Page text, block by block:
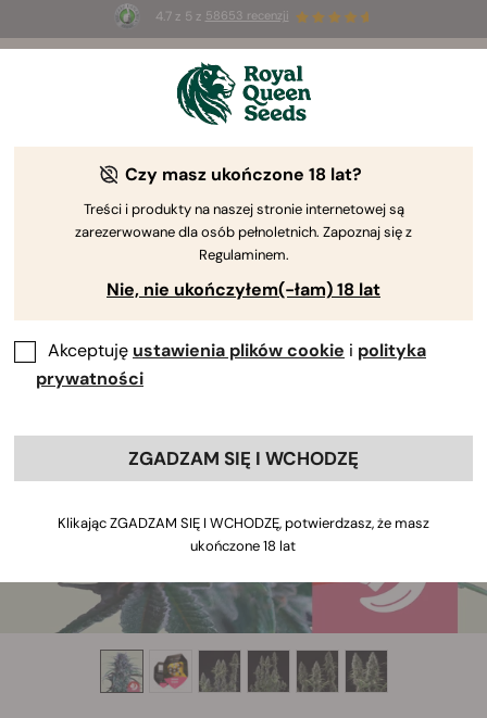
4.7 z 5 z 58653 recenzji
Summer Sales: do 50% zniżki
na wybrane produkty ⏤
Czy masz ukończone 18 lat?
Treści i produkty na naszej stronie internetowej są
zarezerwowane dla osób pełnoletnich. Zapoznaj się z
Regulaminem.
Nie, nie ukończyłem(-łam) 18 lat
Akceptuję ustawienia plików cookie i polityka
prywatności
ZGADZAM SIĘ I WCHODZĘ
Klikając ZGADZAM SIĘ I WCHODZĘ, potwierdzasz, że masz
ukończone 18 lat